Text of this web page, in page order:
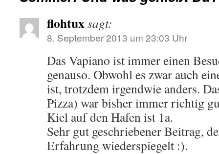
flohtuxsagt:
8. September 2013 um 23:03 Uhr
Das Vapiano ist immer einen
genauso. Obwohl es zwar auch
ist, trotzdem irgendwie anders.
Pizza) war bisher immer richtig
Kiel auf den Hafen ist 1a.
Sehr gut geschriebener Beitrag,
Erfahrung wiederspiegelt :).